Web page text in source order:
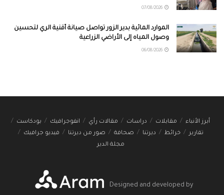
الموارد المائية بدير الزور تواصل صيانة أقنية الري لتحسين
وصول المياه إلى الأراضي الزراعية
أبرز الأنباء مقابلات دراسات مقالات رأي انفوجرافيك
بودكاست
تقارير
خرائط ديرتنا صحافة صور من ديرتنا
فيديو جرافيك
مجلة الدير
Designed and developed by